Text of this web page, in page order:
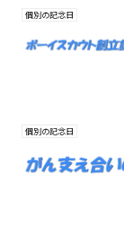
個別の記念日
個別の記念日